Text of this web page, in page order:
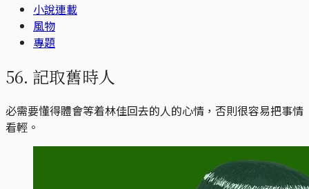
小說連載
風物
專題
56. 記取舊時人
必需要懂得體會等着林佳回去的人的心情，否則很容易把事情
看輕。